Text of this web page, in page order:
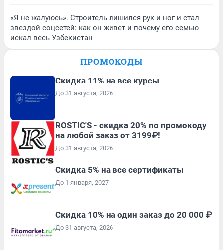
«Я не жалуюсь». Строитель лишился рук и ног и стал
звездой соцсетей: как он живет и почему его семью
искал весь Узбекистан
ПРОМОКОДЫ
Скидка 11% на все курсы
До 31 августа, 2026
ROSTIC'S - скидка 20% по промокоду
на любой заказ от 3199₽!
До 31 августа, 2026
Скидка 5% на все сертификаты
До 1 января, 2027
Скидка 10% на один заказ до 20 000 ₽
До 31 августа, 2026